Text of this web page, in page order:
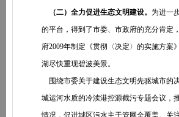
（二）全力促进生态文明建设。 为进一
的平台，得到了市委、市政府的充分肯定
府2009年制定《贯彻〈决定〉的实施方
湖尽快重现碧波美景。
围绕市委关于建设生态文明先驱城市的
城运河水质的冷渎港控源截污专题会议，
情况，促进城区污水主干管网全覆盖。关